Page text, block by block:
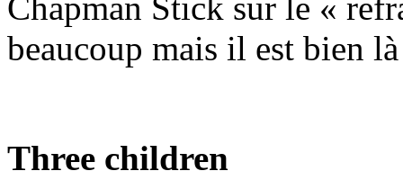
beaucoup mais il est bien
Three children